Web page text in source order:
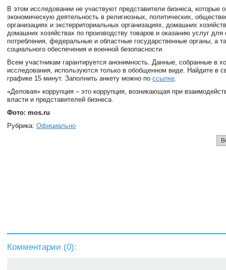
В этом исследовании не участвуют представители бизнеса, которые
экономическую деятельность в религиозных, политических,
организациях и экстерриториальных организациях, домашних
домашних хозяйствах по производству товаров и оказанию услуг для
потребления, федеральные и областные государственные органы, а
социального обеспечения и военной безопасности.
Всем участникам гарантируется анонимность. Данные, собранные в
исследования, используются только в обобщенном виде. Найдите в
графике 15 минут. Заполнить анкету можно по ссылке
«Деловая» коррупция – это коррупция, возникающая при
власти и представителей бизнеса.
Фото: mos.ru
Рубрика: Официально
Комментарии (0):